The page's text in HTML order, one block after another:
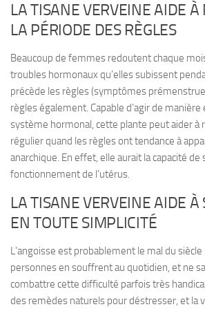
LA TISANE VERVEINE AIDE À
LA PÉRIODE DES RÈGLES
Beaucoup de femmes redoutent chaque
troubles hormonaux qu’elles subissent
précède les règles (symptômes
règles également. Capable d’agir de manière
système hormonal, cette plante peut aider à
régulierquand les règles ont tendance à
anarchique. En effet, elle aurait la capacité de
fonctionnement de l’utérus.
LA TISANE VERVEINE AIDE À
EN TOUTE SIMPLICITÉ
L’angoisse est probablement le mal du siècle
personnes en souffrent au quotidien, et ne
combattre cette difficulté parfois très
des remèdes naturels pour déstresser, et la